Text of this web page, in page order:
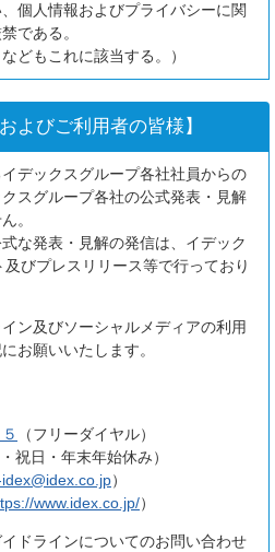
個人情報およびプライバシーに関
である。
どもこれに該当する。）
よびご利用者の皆様】
デックスグループ各社社員からの
スグループ各社の公式発表・見解
。
な発表・見解の発信は、イデック
びプレスリリース等で行っており
ン及びソーシャルメディアの利用
お願いいたします。
（フリーダイヤル）
祝日・年末年始休み）
）
www.idex.co.jp/）
ドラインについてのお問い合わせ